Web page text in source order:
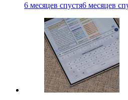
6 месяцев спустя6 месяцев